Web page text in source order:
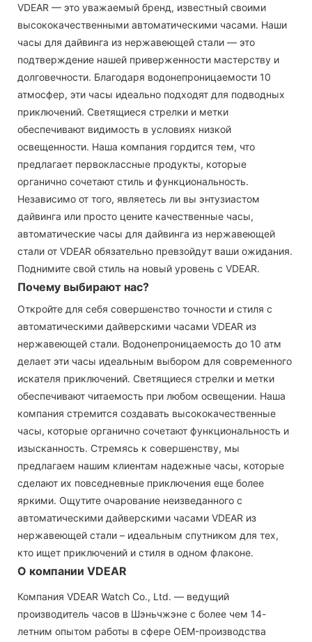
VDEAR — это уважаемый бренд, известный своими
высококачественными автоматическими часами. Наши
часы для дайвинга из нержавеющей стали — это
подтверждение нашей приверженности мастерству и
долговечности. Благодаря водонепроницаемости 10
атмосфер, эти часы идеально подходят для подводных
приключений. Светящиеся стрелки и метки
обеспечивают видимость в условиях низкой
освещенности. Наша компания гордится тем, что
предлагает первоклассные продукты, которые
органично сочетают стиль и функциональность.
Независимо от того, являетесь ли вы энтузиастом
дайвинга или просто цените качественные часы,
автоматические часы для дайвинга из нержавеющей
стали от VDEAR обязательно превзойдут ваши ожидания.
Поднимите свой стиль на новый уровень с VDEAR.
Почему выбирают нас?
Откройте для себя совершенство точности и стиля с
автоматическими дайверскими часами VDEAR из
нержавеющей стали. Водонепроницаемость до 10 атм
делает эти часы идеальным выбором для современного
искателя приключений. Светящиеся стрелки и метки
обеспечивают читаемость при любом освещении. Наша
компания стремится создавать высококачественные
часы, которые органично сочетают функциональность и
изысканность. Стремясь к совершенству, мы
предлагаем нашим клиентам надежные часы, которые
сделают их повседневные приключения еще более
яркими. Ощутите очарование неизведанного с
автоматическими дайверскими часами VDEAR из
нержавеющей стали – идеальным спутником для тех,
кто ищет приключений и стиля в одном флаконе.
О компании VDEAR
Компания VDEAR Watch Co., Ltd. — ведущий
производитель часов в Шэньчжэне с более чем 14-
летним опытом работы в сфере OEM-производства